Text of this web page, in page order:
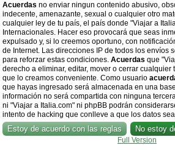
Acuerdas no enviar ningun contenido abusivo,
indecente, amenazante, sexual o cualquier otro
cualquier ley de tu país, el país donde "Viajar a
Internacionales. Hacer eso provocará que seas
expulsado y, si lo creemos oportuno, con
de Internet. Las direcciones IP de todos los envíos
para reforzar estas condiciones. Acuerdas que
derecho a eliminar, editar, mover o cerrar
que lo creamos conveniente. Como usuario
que hayas ingresado será almacenada en una
información no será compartida con ninguna
ni "Viajar a Italia.com" ni phpBB podrán
intento de hacking que conlleve a que los datos
Full Version